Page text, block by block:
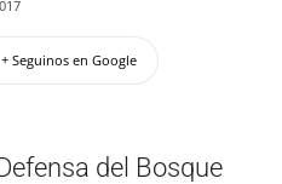
+ Seguinos en Google
del Bosque